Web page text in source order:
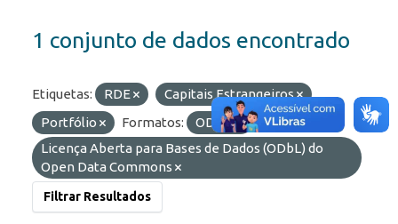
1 conjunto de dados encontrado
Etiquetas: RDE
Capitais Estrangeiros
Portfólio
Formatos: OData
Licenças:
Licença Aberta para Bases de Dados (ODbL) do
Open Data Commons
Filtrar Resultados